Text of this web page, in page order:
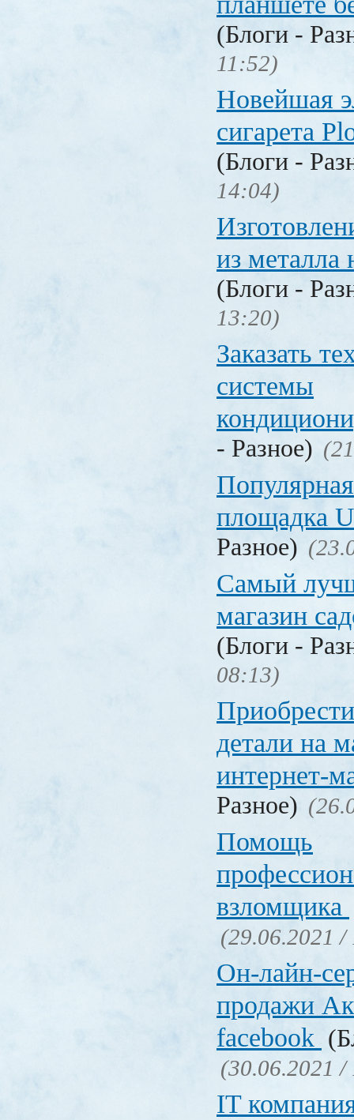
(Блоги -
11:52)
Новейшая
сигарета
(Блоги -
14:04)
из
(Блоги -
13:20)
Заказать
системы
- Разное)
площадка
Разное)
Самый
магазин
(Блоги -
08:13)
детали на
интернет-
Разное)
Помощь
взломщика
(29.06.2021 /
Он-лайн-
продажи
facebook
(30.06.2021 /
IT